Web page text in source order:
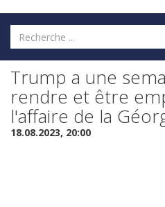
Trump a une
rendre et être
l'affaire de la
18.08.2023, 20:00